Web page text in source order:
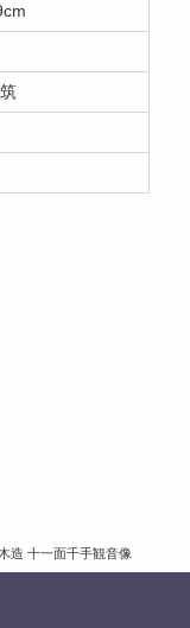
木造 十一面千手観音像